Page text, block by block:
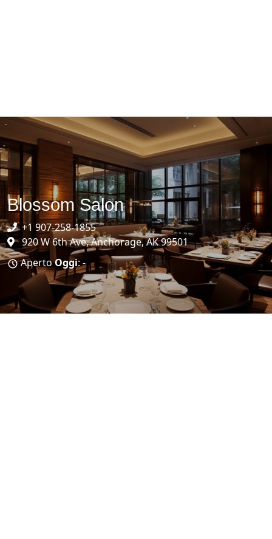
Blossom Salon
+1 907-258-1855
920 W 6th Ave, Anchorage, AK 99501
ApertoOggi: -